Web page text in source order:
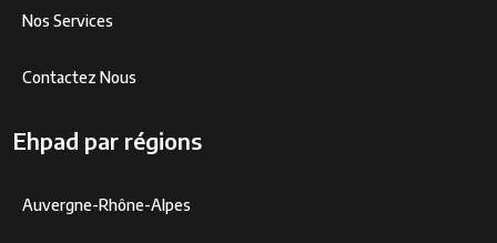
Nos Services
Contactez Nous
Ehpad par régions
Auvergne-Rhône-Alpes